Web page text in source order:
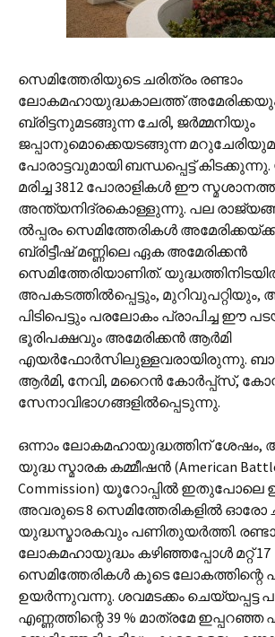
സെമിത്തേരിയുടെ ചരിത്രം രണ്ടാം
ലോകമഹായുദ്ധകാലത്ത്
ബ്രിട്ടനുമടങ്ങുന്ന ചേരി, ജര്‍മ്മനിയും
ജപ്പാനുമൊക്കെയടങ്ങുന്ന
പോരാട്ടവുമായി ബന്ധപ്പെട്ട്
മരിച്ച‍ 3812 പോരാളികള്‍ ഈ
അന്ത്യനിദ്രകൊള്ളുന്നു. പല
ല്‍പ്പരം സെമിത്തേരികള്‍
ബ്രിട്ടീഷ് മണ്ണിലെ ഏക അമേരിക്കന്‍
സെമിത്തേരിയാണിത്.
അപകടത്തില്‍പ്പെട്ടും,
പിടിപെട്ടും പരലോകം പ്രാപിച്ച ഈ
ഭൂരിപക്ഷവും അമേരിക്കന്‍ ആര്‍മി
എയര്‍ഫോര്‍സിലുള്ളവരായിരുന്നു.
ആര്‍മി, നേവി, മറൈന്‍ കോര്‍പ്പ്‌സ്,
സേനാവിഭാഗങ്ങളില്‍പ്പെടുന്നു.
ഒന്നാം ലോകമഹായുദ്ധത്തിന് ശേഷം,
യുദ്ധ സ്മാരക കമ്മീഷന്‍ (American Battle
Commission) യൂറോപ്പില്‍ ഇതുപോലെ
അവരുടെ 8 സെമിത്തേരികളില്‍ ഓരോ
യുദ്ധസ്മാരകവും പണിതുയര്‍ത്തി.
ലോകമഹായുദ്ധം കഴിഞ്ഞപ്പോള്‍ മറ്റ് 17
സെമിത്തേരികള്‍ കൂടെ ലോകത്തിന്റെ
ഉയര്‍ന്നുവന്നു. ശവമടക്കം ചെയ്യപ്പട്ട
എണ്ണത്തിന്റെ 39 % മാത്രമേ